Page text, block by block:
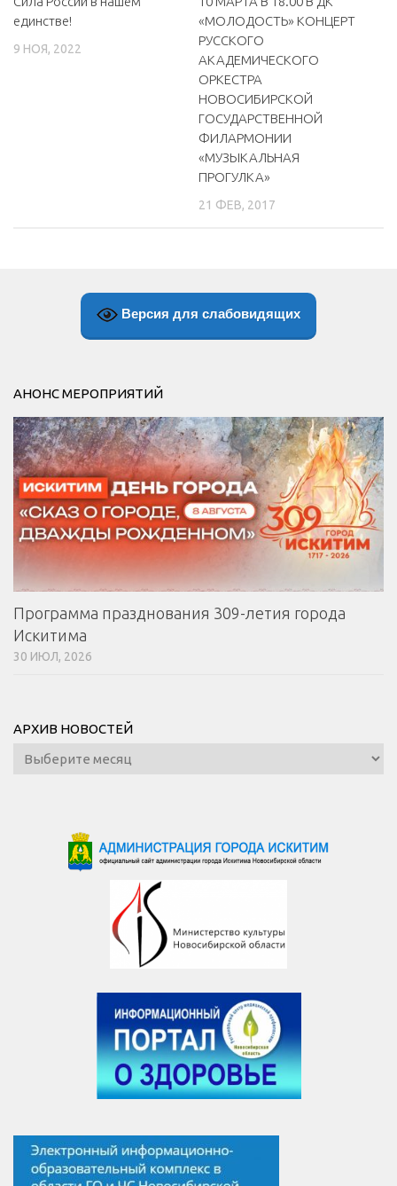
единстве!
9 НОЯ, 2022
«МОЛОДОСТЬ» КОНЦЕРТ
РУССКОГО
АКАДЕМИЧЕСКОГО
ОРКЕСТРА
НОВОСИБИРСКОЙ
ГОСУДАРСТВЕННОЙ
ФИЛАРМОНИИ
«МУЗЫКАЛЬНАЯ
ПРОГУЛКА»
21 ФЕВ, 2017
Версия для слабовидящих
АНОНС МЕРОПРИЯТИЙ
Программа празднования 309-летия города
Искитима
30 ИЮЛ, 2026
АРХИВ НОВОСТЕЙ
Архив
новостей